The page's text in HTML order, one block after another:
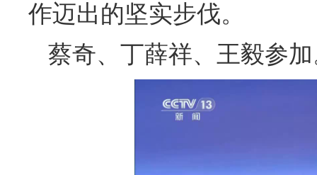
作迈出的坚实步伐。
蔡奇、丁薛祥、王毅参